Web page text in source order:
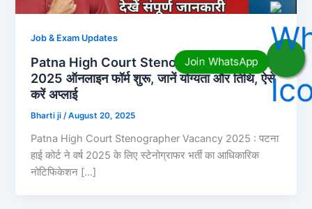
Job & Exam Updates
Patna High Court Stenographer Vacancy
2025 ऑनलाइन फॉर्म शुरू, जानें योग्यता और तिथि, ऐसे
करें अप्लाई
Bharti ji /August 20, 2025
Patna High Court Stenographer Vacancy 2025 : पटना
हाई कोर्ट ने वर्ष 2025 के लिए स्टेनोग्राफर भर्ती का आधिकारिक
नोटिफिकेशन […]